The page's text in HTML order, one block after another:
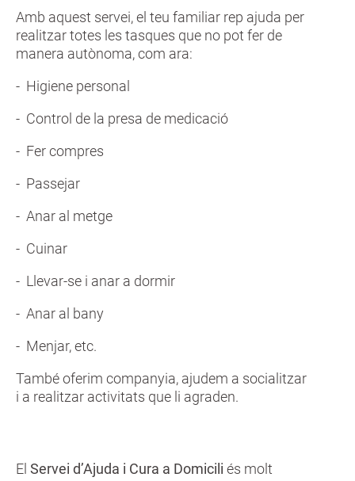
Amb aquest servei, el teu familiar rep ajuda per
realitzar totes les tasques que no pot fer de
manera autònoma, com ara:
- Higiene personal
- Control de la presa de medicació
- Fer compres
- Passejar
- Anar al metge
- Cuinar
- Llevar-se i anar a dormir
- Anar al bany
- Menjar, etc.
També oferim companyia, ajudem a socialitzar
i a realitzar activitats que li agraden.
El Servei d’Ajuda i Cura a Domicili és molt